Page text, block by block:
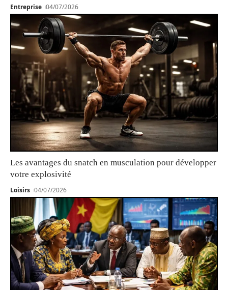
Entreprise 04/07/2026
Les avantages du snatch en musculation pour développer
votre explosivité
Loisirs 04/07/2026